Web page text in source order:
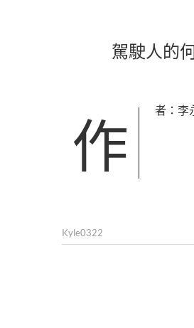
駕駛人的
作者：
Kyle0322